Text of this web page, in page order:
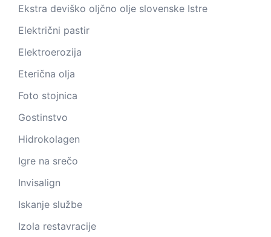
Ekstra deviško oljčno olje slovenske Istre
Električni pastir
Elektroerozija
Eterična olja
Foto stojnica
Gostinstvo
Hidrokolagen
Igre na srečo
Invisalign
Iskanje službe
Izola restavracije